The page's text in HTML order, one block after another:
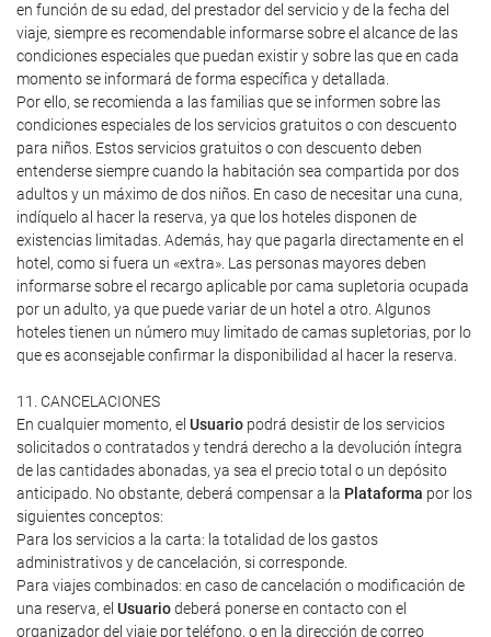
en función de su edad, del prestador del servicio y de la fecha del
viaje, siempre es recomendable informarse sobre el alcance de las
condiciones especiales que puedan existir y sobre las que en cada
momento se informará de forma específica y detallada.
Por ello, se recomienda a las familias que se informen sobre las
condiciones especiales de los servicios gratuitos o con descuento
para niños. Estos servicios gratuitos o con descuento deben
entenderse siempre cuando la habitación sea compartida por dos
adultos y un máximo de dos niños. En caso de necesitar una cuna,
indíquelo al hacer la reserva, ya que los hoteles disponen de
existencias limitadas. Además, hay que pagarla directamente en el
hotel, como si fuera un «extra». Las personas mayores deben
informarse sobre el recargo aplicable por cama supletoria ocupada
por un adulto, ya que puede variar de un hotel a otro. Algunos
hoteles tienen un número muy limitado de camas supletorias, por lo
que es aconsejable confirmar la disponibilidad al hacer la reserva.
11. CANCELACIONES
En cualquier momento, el Usuario podrá desistir de los servicios
solicitados o contratados y tendrá derecho a la devolución íntegra
de las cantidades abonadas, ya sea el precio total o un depósito
anticipado. No obstante, deberá compensar a la Plataforma por los
siguientes conceptos:
Para los servicios a la carta: la totalidad de los gastos
administrativos y de cancelación, si corresponde.
Para viajes combinados: en caso de cancelación o modificación de
una reserva, el Usuariodeberá ponerse en contacto con el
organizador del viaje por teléfono, o en la dirección de correo